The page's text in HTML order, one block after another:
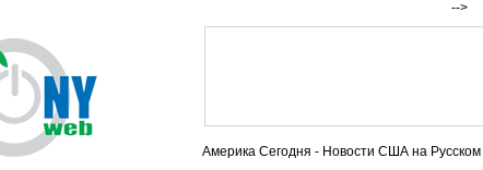
-->
Америка Сегодня - Новости США на